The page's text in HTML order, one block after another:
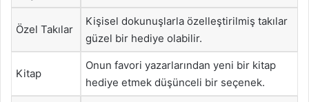
Özel Takılar
Kişisel dokunuşlarla özelleştirilmiş takılar
güzel bir hediye olabilir.
Kitap
Onun favori yazarlarından yeni bir kitap
hediye etmek düşünceli bir seçenek.